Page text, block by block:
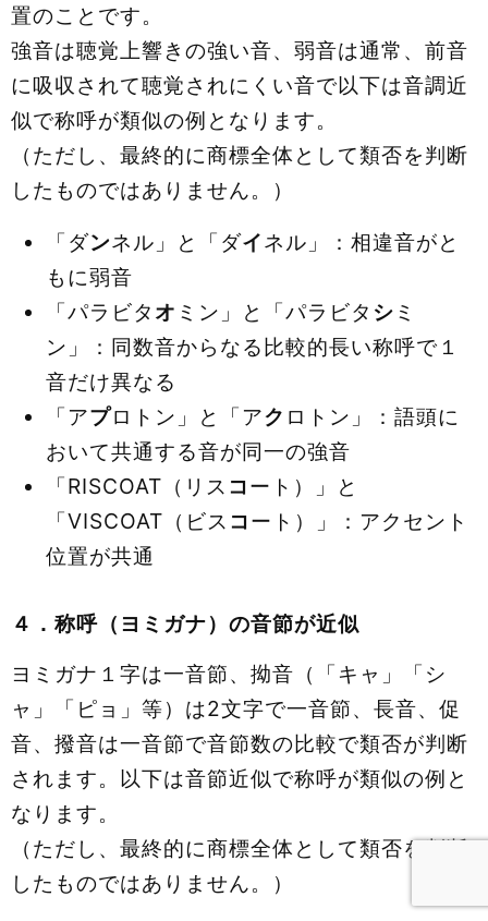
置のことです。
強音は聴覚上響きの強い音、弱音は通常、前音
に吸収されて聴覚されにくい音で以下は音調近
似で称呼が類似の例となります。
（ただし、最終的に商標全体として類否を判断
したものではありません。）
「ダンネル」と「ダイネル」：相違音がと
もに弱音
「パラビタ オ ミン」と「パラビタ シ ミ
ン」：同数音からなる比較的長い称呼で１
音だけ異なる
「アプロトン」と「アク ロトン」：語頭に
おいて共通する音が同一の強音
「RISCOAT（リス コ ート）」と
「VISCOAT（ビス コ ート）」：アクセント
位置が共通
４．称呼（ヨミガナ）の音節が近似
ヨミガナ１字は一音節、拗音（「キャ」「シ
ャ」「ピョ」等）は2文字で一音節、長音、促
音、撥音は一音節で音節数の比較で類否が判断
されます。以下は音節近似で称呼が類似の例と
なります。
（ただし、最終的に商標全体として類否を判断
したものではありません。）